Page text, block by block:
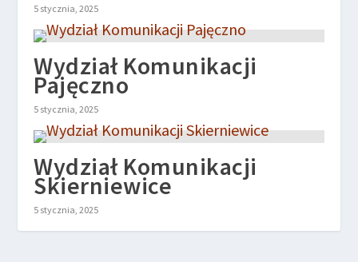
5 stycznia, 2025
Wydział Komunikacji
Pajęczno
5 stycznia, 2025
Wydział Komunikacji
Skierniewice
5 stycznia, 2025